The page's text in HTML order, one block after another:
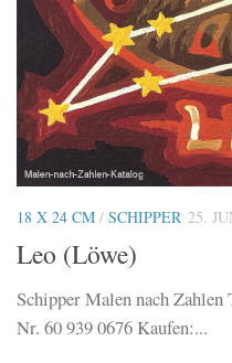
18 X 24 CM / SCHIPPER 25.
Leo (Löwe)
Schipper Malen nach
Nr. 60 939 0676 Kaufen:...